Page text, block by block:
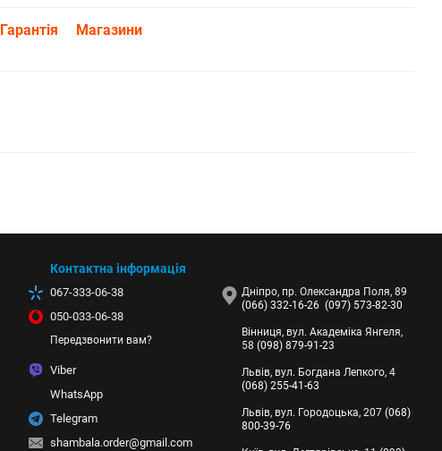
Гарантія Магазини
Контактна інформація
067-333-06-38
050-033-06-38
Передзвонити вам?
Viber
WhatsApp
Telegram
shambala.order@gmail.com
Дніпро, пр. Олександра Поля, 89
(066) 332-16-26 (097) 573-82-30
Вінниця, вул. Академіка Янгеля,
58 (098) 879-91-23
Львів, вул. Богдана Лепкого, 4
(068) 255-41-63
Львів, вул. Городоцька, 207 (068)
800-39-76